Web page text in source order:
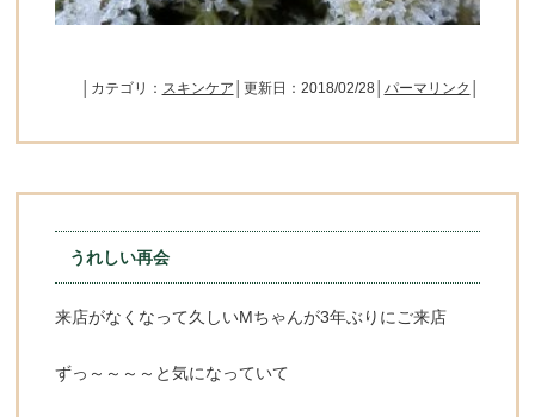
│カテゴリ： スキンケア │更新日：2018/02/28│ パーマリンク
うれしい再会
来店がなくなって久しいMちゃんが3年ぶりにご来店
ずっ～～～～と気になっていて